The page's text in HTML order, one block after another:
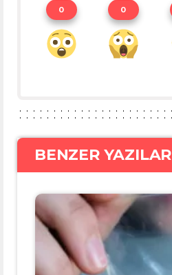
0 0
BENZER YAZILAR